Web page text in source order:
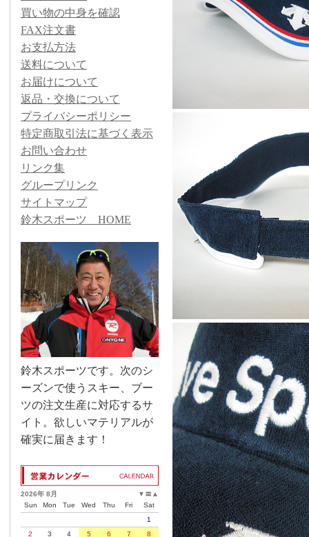
買い物の中身を確認
FAX注文書
お支払方法
送料について
お届けについて
返品・交換について
プライバシーポリシー
特定商取引法に基づく表示
お問い合わせ
リンク集
グループリンク
サイトマップ
鈴木スポーツ HOME
鈴木スポーツです。次のシ
ーズンで使うスキー、ブー
ツの注文生産に対応するサ
イト。欲しいマテリアルが
確実に届きます！
▲
〓
▼
2026年 8月
Sun
Mon Tue Wed Thu Fri
Sat
1
2
3 4 5 6 7 8